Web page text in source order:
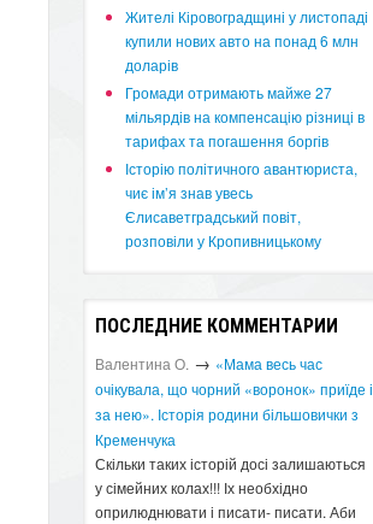
​Жителі Кіровоградщині у листопаді
купили нових авто на понад 6 млн
доларів
​Громади отримають майже 27
мільярдів на компенсацію різниці в
тарифах та погашення боргів
Історію політичного авантюриста,
чиє ім’я знав увесь
Єлисаветградський повіт,
розповіли у Кропивницькому
ПОСЛЕДНИЕ КОММЕНТАРИИ
Валентина О. → «Мама весь час
очікувала, що чорний «воронок» приїде і
за нею». Історія родини більшовички з
Кременчука
Скільки таких історій досі залишаються
у сімейних колах!!! Іх необхідно
оприлюднювати і писати- писати. Аби